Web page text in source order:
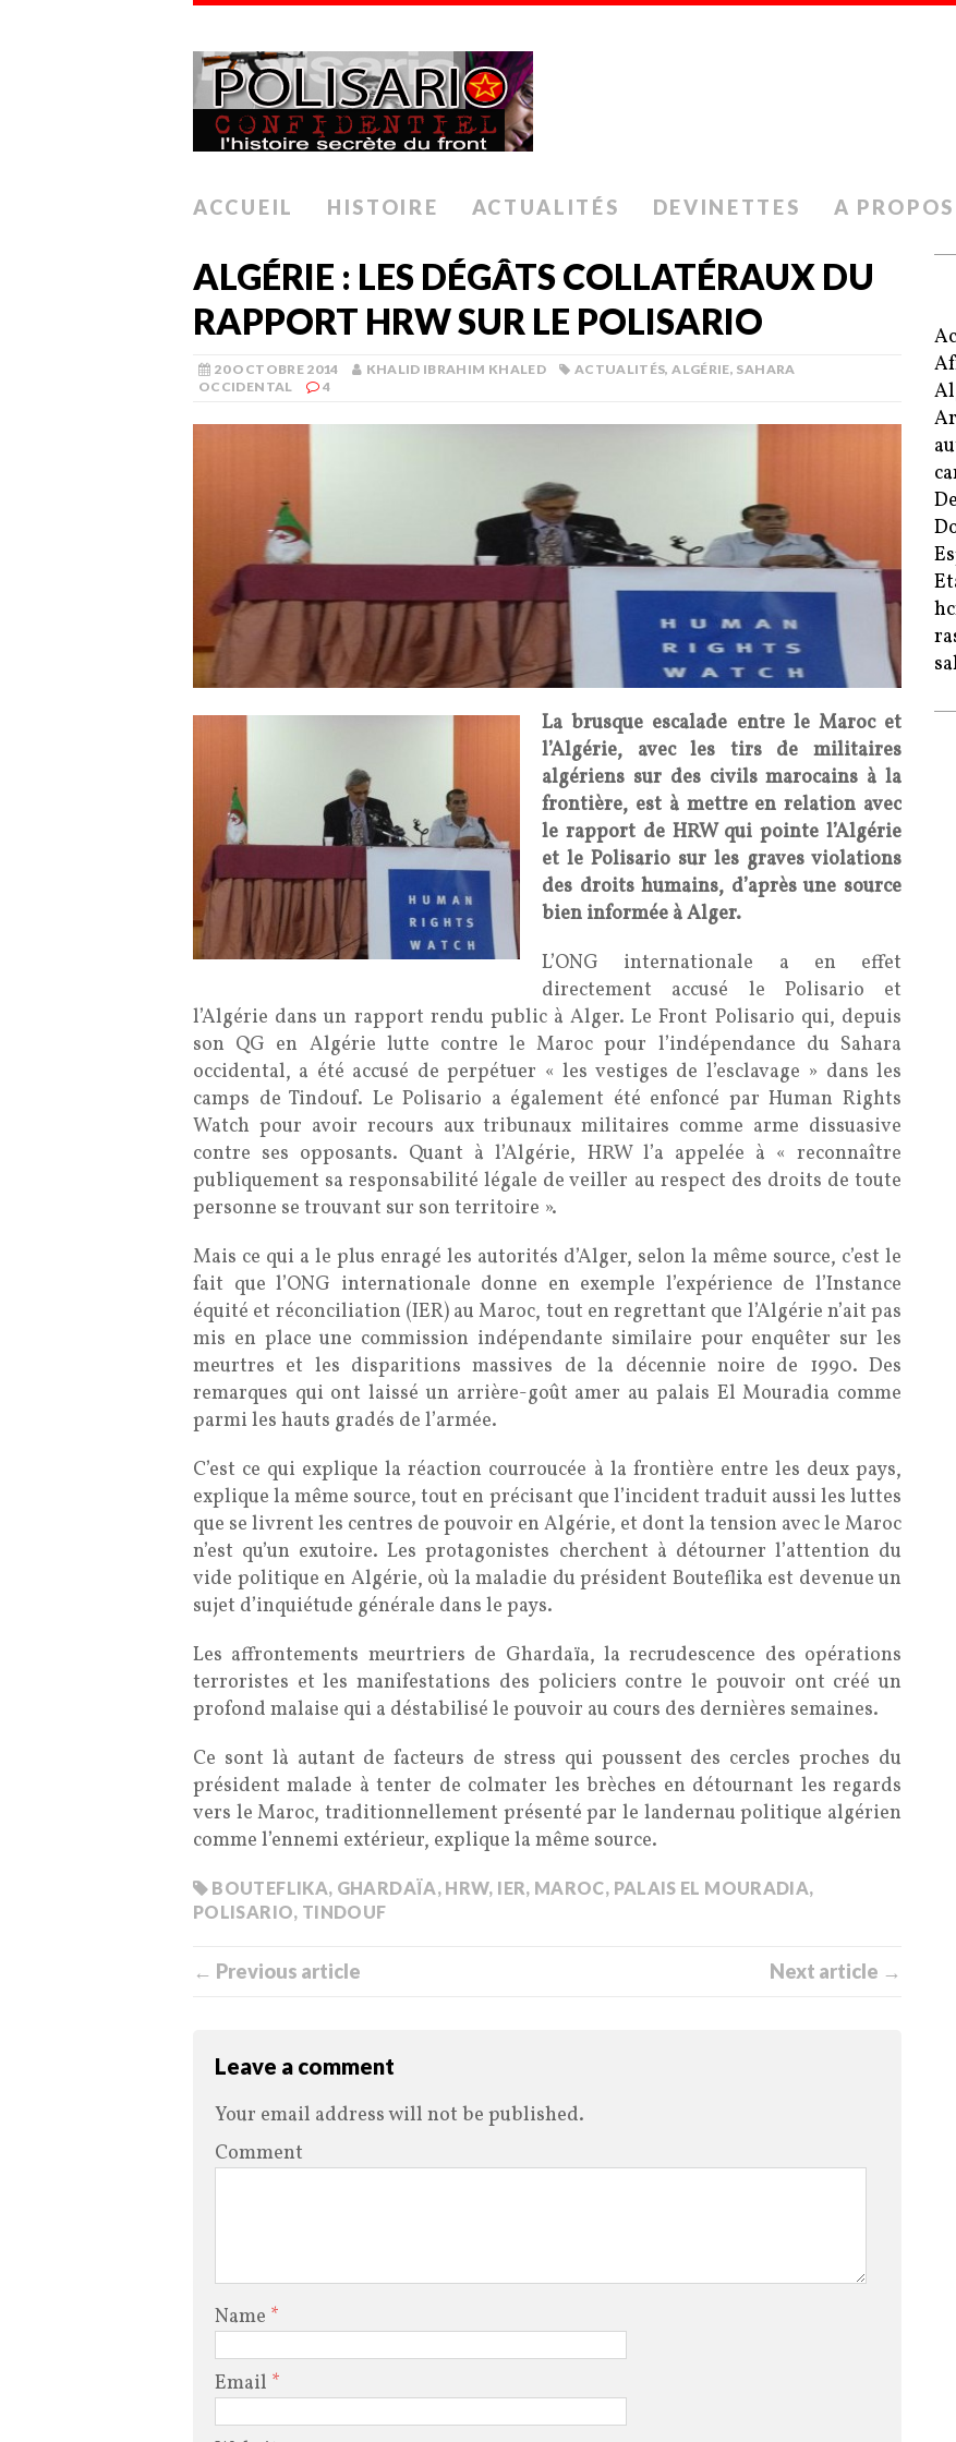
ACCUEIL HISTOIRE ACTUALITÉS DEVINETTES A PROPOS
ALGÉRIE : LES DÉGÂTS COLLATÉRAUX DU
RAPPORT HRW SUR LE POLISARIO
20 OCTOBRE 2014 KHALID IBRAHIM KHALED ACTUALITÉS,ALGÉRIE, SAHARA
OCCIDENTAL
4
La brusque escalade entre le Maroc et
l’Algérie, avec les tirs de militaires
algériens sur des civils marocains à la
frontière, est à mettre en relation avec
le rapport de HRW qui pointe l’Algérie
et le Polisario sur les graves violations
des droits humains, d’après une source
bien informée à Alger.
L’ONG internationale a en effet
directement accusé le Polisario et
l’Algérie dans un rapport rendu public à Alger. Le Front Polisario qui, depuis
son QG en Algérie lutte contre le Maroc pour l’indépendance du Sahara
occidental, a été accusé de perpétuer « les vestiges de l’esclavage » dans les
camps de Tindouf. Le Polisario a également été enfoncé par Human Rights
Watch pour avoir recours aux tribunaux militaires comme arme dissuasive
contre ses opposants. Quant à l’Algérie, HRW l’a appelée à « reconnaître
publiquement sa responsabilité légale de veiller au respect des droits de toute
personne se trouvant sur son territoire ».
Mais ce qui a le plus enragé les autorités d’Alger, selon la même source, c’est le
fait que l’ONG internationale donne en exemple l’expérience de l’Instance
équité et réconciliation (IER) au Maroc, tout en regrettant que l’Algérie n’ait pas
mis en place une commission indépendante similaire pour enquêter sur les
meurtres et les disparitions massives de la décennie noire de 1990. Des
remarques qui ont laissé un arrière-goût amer au palais El Mouradia comme
parmi les hauts gradés de l’armée.
C’est ce qui explique la réaction courroucée à la frontière entre les deux pays,
explique la même source, tout en précisant que l’incident traduit aussi les luttes
que se livrent les centres de pouvoir en Algérie, et dont la tension avec le Maroc
n’est qu’un exutoire. Les protagonistes cherchent à détourner l’attention du
vide politique en Algérie, où la maladie du président Bouteflika est devenue un
sujet d’inquiétude générale dans le pays.
Les affrontements meurtriers de Ghardaïa, la recrudescence des opérations
terroristes et les manifestations des policiers contre le pouvoir ont créé un
profond malaise qui a déstabilisé le pouvoir au cours des dernières semaines.
Ce sont là autant de facteurs de stress qui poussent des cercles proches du
président malade à tenter de colmater les brèches en détournant les regards
vers le Maroc, traditionnellement présenté par le landernau politique algérien
comme l’ennemi extérieur, explique la même source.
BOUTEFLIKA, GHARDAÏA, HRW, IER, MAROC, PALAIS EL MOURADIA,
POLISARIO, TINDOUF
← Previous article Next article →
Leave a comment
Your email address will not be published.
Comment
Name *
Email *